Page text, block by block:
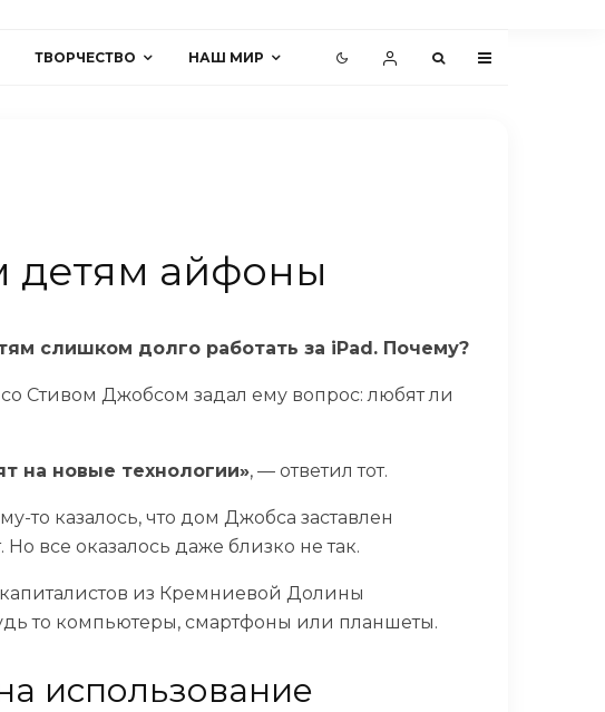
ТВОРЧЕСТВО НАШ МИР
детям айфоны
слишком долго работать за iPad. Почему?
Стивом Джобсом задал ему вопрос: любят ли
на новые технологии», — ответил тот.
то казалось, что дом Джобса заставлен
все оказалось даже близко не так.
из Кремниевой Долины
то компьютеры, смартфоны или планшеты.
использование